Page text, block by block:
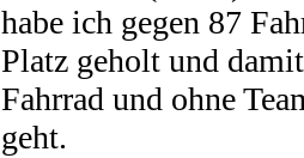
habe ich gegen 87
Platz geholt und
Fahrrad und ohne
geht.